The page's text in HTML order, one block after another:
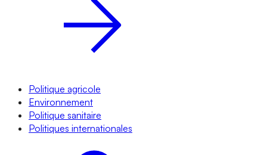
Politique agricole
Environnement
Politique sanitaire
Politiques internationales